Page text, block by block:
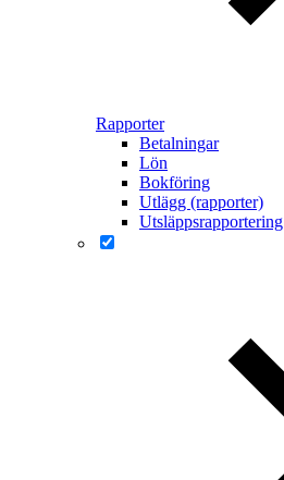
Rapporter
Betalningar
Lön
Bokföring
Utlägg (rapporter)
Utsläppsrapportering